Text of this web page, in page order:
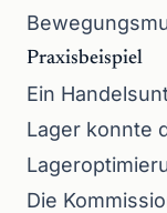
Praxisbeispiel
Ein
Lager konnte
Die